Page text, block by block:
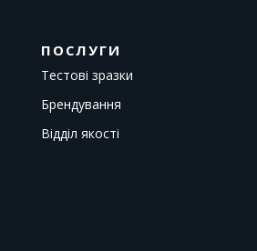
ПОСЛУГИ
Тестові зразки
Брендування
Відділ якості